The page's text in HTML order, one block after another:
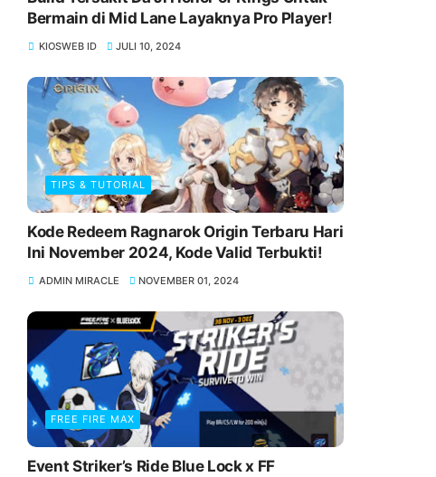
Bermain di Mid Lane Layaknya Pro Player!
KIOSWEB ID JULI 10, 2024
TIPS & TUTORIAL
Kode Redeem Ragnarok Origin Terbaru Hari
Ini November 2024, Kode Valid Terbukti!
ADMIN MIRACLE NOVEMBER 01, 2024
FREE FIRE MAX
Event Striker’s Ride Blue Lock x FF